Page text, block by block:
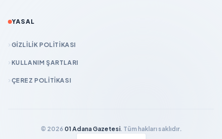
YASAL
GIZLILIK POLITIKASI
KULLANIM ŞARTLARI
ÇEREZ POLITIKASI
© 2026 01 Adana Gazetesi. Tüm hakları saklıdır.